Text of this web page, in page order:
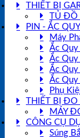
THIẾT BỊ
TỦ ĐỒ
PIN - ẮC QUY
Máy
Ắc Quy
Ắc Quy
Ắc Quy
Ắc
Phụ
THIẾT BỊ
MÁY
CÔNG CỤ
Súng